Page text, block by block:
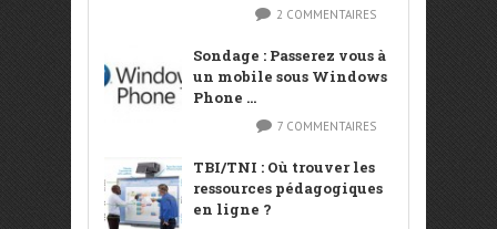
2 COMMENTAIRES
Sondage : Passerez vous à
un mobile sous Windows
Phone ...
7 COMMENTAIRES
TBI/TNI : Où trouver les
ressources pédagogiques
en ligne ?